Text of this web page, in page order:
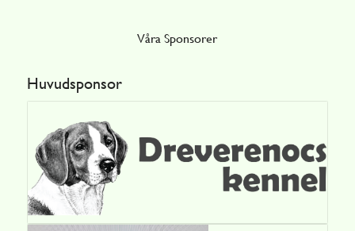
Våra Sponsorer
Huvudsponsor